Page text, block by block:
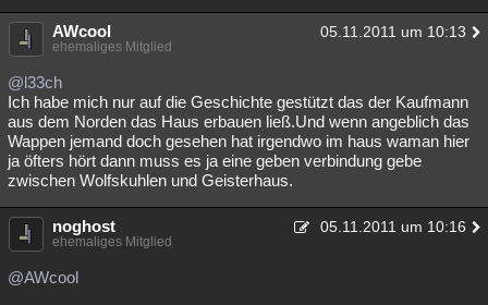
AWcool 05.11.2011 um 10:13
ehemaliges Mitglied
@l33ch
Ich habe mich nur auf die Geschichte gestützt das der Kaufmann
aus dem Norden das Haus erbauen ließ.Und wenn angeblich das
Wappen jemand doch gesehen hat irgendwo im haus waman hier
ja öfters hört dann muss es ja eine geben verbindung gebe
zwischen Wolfskuhlen und Geisterhaus.
noghost 05.11.2011 um 10:16
ehemaliges Mitglied
@AWcool